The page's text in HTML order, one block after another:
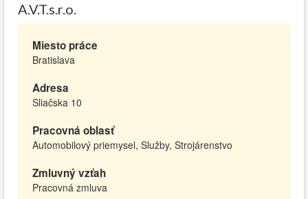
A.V.T.s.r.o.
Miesto práce
Bratislava
Adresa
Sliačska 10
Pracovná oblasť
Automobilový priemysel, Služby, Strojárenstvo
Zmluvný vzťah
Pracovná zmluva